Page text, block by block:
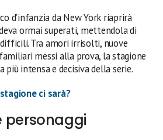
d’infanzia da New York riaprirà
ormai superati, mettendola di
Tra amori irrisolti, nuove
messi alla prova, la stagione
più intensa e decisiva della serie.
ci sarà?
personaggi